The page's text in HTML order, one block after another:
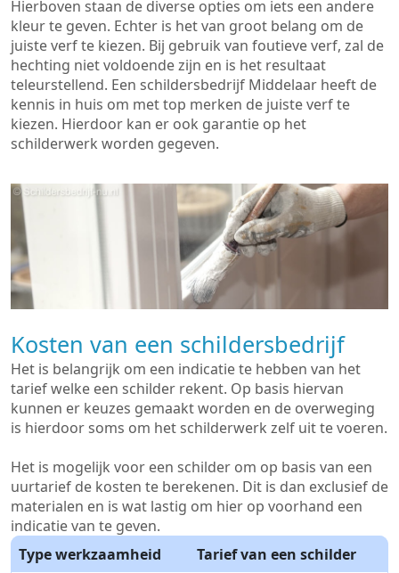
Hierboven staan de diverse opties om iets een andere
kleur te geven. Echter is het van groot belang om de
juiste verf te kiezen. Bij gebruik van foutieve verf, zal de
hechting niet voldoende zijn en is het resultaat
teleurstellend. Een schildersbedrijf Middelaar heeft de
kennis in huis om met top merken de juiste verf te
kiezen. Hierdoor kan er ook garantie op het
schilderwerk worden gegeven.
Kosten van een schildersbedrijf
Het is belangrijk om een indicatie te hebben van het
tarief welke een schilder rekent. Op basis hiervan
kunnen er keuzes gemaakt worden en de overweging
is hierdoor soms om het schilderwerk zelf uit te voeren.
Het is mogelijk voor een schilder om op basis van een
uurtarief de kosten te berekenen. Dit is dan exclusief de
materialen en is wat lastig om hier op voorhand een
indicatie van te geven.
Type werkzaamheid
Tarief van een schilder